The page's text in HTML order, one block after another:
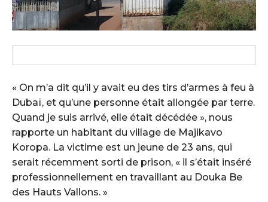
« On m’a dit qu’il y avait eu des tirs d’armes à feu à
Dubaï, et qu’une personne était allongée par terre.
Quand je suis arrivé, elle était décédée », nous
rapporte un habitant du village de Majikavo
Koropa. La victime est un jeune de 23 ans, qui
serait récemment sorti de prison, « il s’était inséré
professionnellement en travaillant au Douka Be
des Hauts Vallons. »